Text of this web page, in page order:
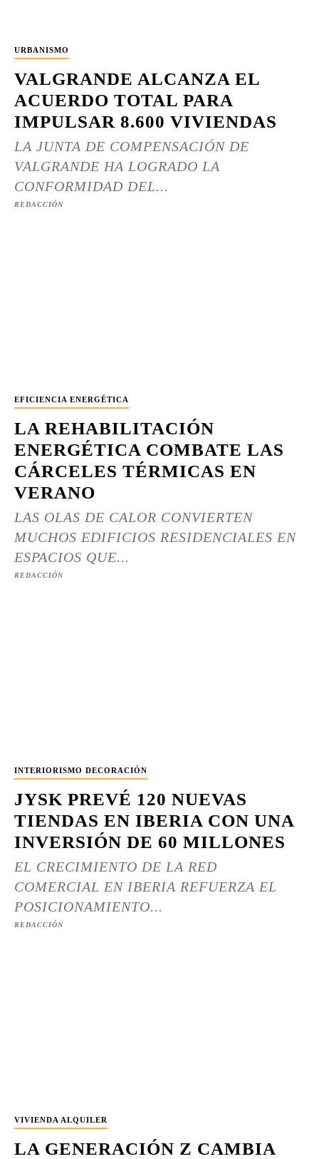
URBANISMO
VALGRANDE ALCANZA EL
ACUERDO TOTAL PARA
IMPULSAR 8.600 VIVIENDAS
LA JUNTA DE COMPENSACIÓN DE
VALGRANDE HA LOGRADO LA
CONFORMIDAD DEL...
REDACCIÓN
EFICIENCIA ENERGÉTICA
LA REHABILITACIÓN
ENERGÉTICA COMBATE LAS
CÁRCELES TÉRMICAS EN
VERANO
LAS OLAS DE CALOR CONVIERTEN
MUCHOS EDIFICIOS RESIDENCIALES EN
ESPACIOS QUE...
REDACCIÓN
INTERIORISMO DECORACIÓN
JYSK PREVÉ 120 NUEVAS
TIENDAS EN IBERIA CON UNA
INVERSIÓN DE 60 MILLONES
EL CRECIMIENTO DE LA RED
COMERCIAL EN IBERIA REFUERZA EL
POSICIONAMIENTO...
REDACCIÓN
VIVIENDA ALQUILER
LA GENERACIÓN Z CAMBIA